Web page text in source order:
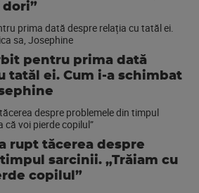
dori”
pentru prima dată
tatăl ei. Cum i-a schimbat
rupt tăcerea despre
sarcinii. „Trăiam cu
copilul”